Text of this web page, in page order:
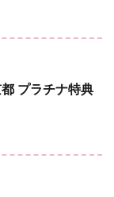
プラチナ特典